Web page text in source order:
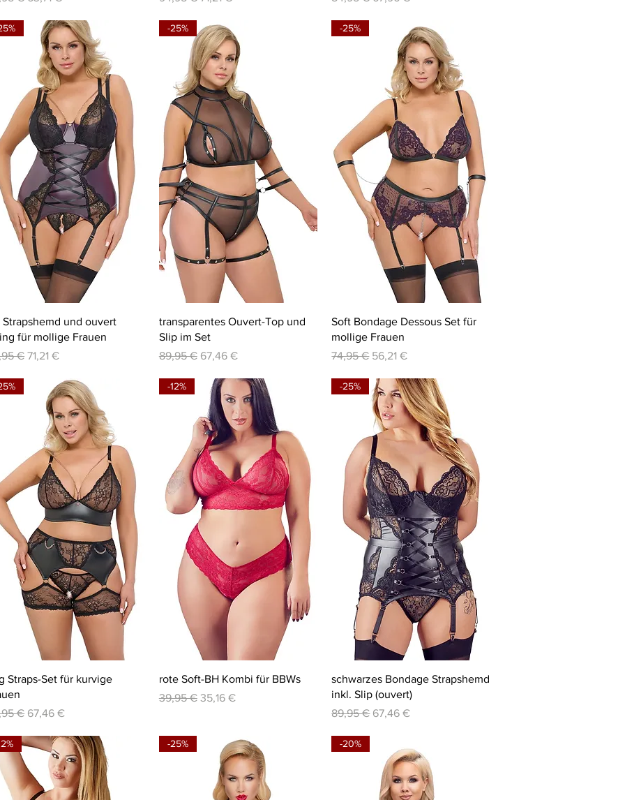
Schnellansicht
Strapshemd und ouvert
für mollige Frauen
€ Sale-Preis
71,21 €
Schnellansicht
-25%
transparentes Ouvert-Top und
Slip im Set
Standardpreis
89,95 € Sale-Preis
67,46 €
Schnellansicht
-25%
Soft Bondage Dessous Set für
mollige Frauen
Standardpreis
74,95 € Sale-Preis
56,21 €
Schnellansicht
Straps-Set für kurvige
€ Sale-Preis
67,46 €
Schnellansicht
-12%
rote Soft-BH Kombi für BBWs
Standardpreis
39,95 € Sale-Preis
35,16 €
Schnellansicht
-25%
schwarzes Bondage Strapshemd
inkl. Slip (ouvert)
Standardpreis
89,95 € Sale-Preis
67,46 €
-25% -20%